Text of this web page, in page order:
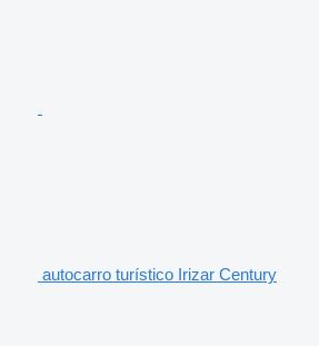
autocarro turístico Irizar Century